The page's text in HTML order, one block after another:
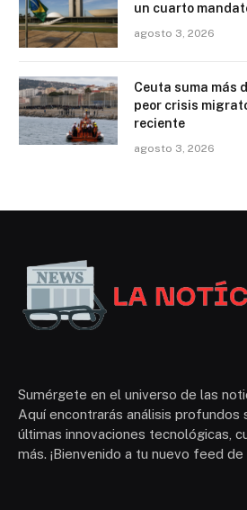
un cuarto
agosto 3, 2026
Ceuta suma más
peor crisis
reciente
agosto 3, 2026
Sumérgete en el universo de las
Aquí encontrarás análisis profundos
últimas innovaciones tecnológicas,
más. ¡Bienvenido a tu nuevo feed de